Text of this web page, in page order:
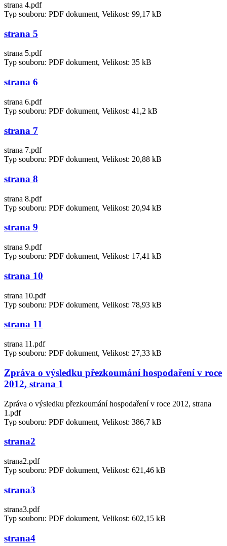
strana 4.pdf
Typ souboru: PDF dokument, Velikost: 99,17 kB
strana 5
strana 5.pdf
Typ souboru: PDF dokument, Velikost: 35 kB
strana 6
strana 6.pdf
Typ souboru: PDF dokument, Velikost: 41,2 kB
strana 7
strana 7.pdf
Typ souboru: PDF dokument, Velikost: 20,88 kB
strana 8
strana 8.pdf
Typ souboru: PDF dokument, Velikost: 20,94 kB
strana 9
strana 9.pdf
Typ souboru: PDF dokument, Velikost: 17,41 kB
strana 10
strana 10.pdf
Typ souboru: PDF dokument, Velikost: 78,93 kB
strana 11
strana 11.pdf
Typ souboru: PDF dokument, Velikost: 27,33 kB
Zpráva o výsledku přezkoumání hospodaření v roce
2012, strana 1
Zpráva o výsledku přezkoumání hospodaření v roce 2012, strana
1.pdf
Typ souboru: PDF dokument, Velikost: 386,7 kB
strana2
strana2.pdf
Typ souboru: PDF dokument, Velikost: 621,46 kB
strana3
strana3.pdf
Typ souboru: PDF dokument, Velikost: 602,15 kB
strana4